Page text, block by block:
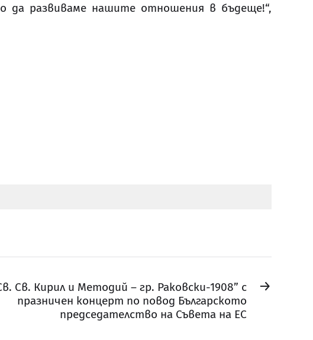
да развиваме нашите отношения в бъдеще!“,
→
Св. Кирил и Методий – гр. Раковски-1908” с
празничен концерт по повод Българското
председателство на Съвета на ЕС